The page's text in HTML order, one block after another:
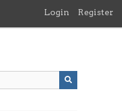
Login Register